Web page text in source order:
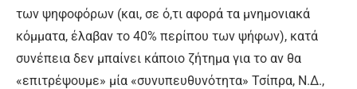
των ψηφοφόρων (και, σε ό,τι αφορά τα μνημονιακά
κόμματα, έλαβαν το 40% περίπου των ψήφων), κατά
συνέπεια δεν μπαίνει κάποιο ζήτημα για το αν θα
«επιτρέψουμε» μία «συνυπευθυνότητα» Τσίπρα, Ν.Δ.,